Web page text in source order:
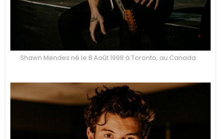
Shawn Mendes né le 8 Août 1998 à Toronto, au Canada